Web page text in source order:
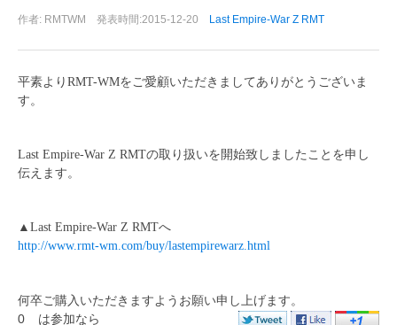
作者: RMTWM 発表時間:2015-12-20 Last Empire-War Z RMT
平素よりRMT-WMをご愛顧いただきましてありがとうございま
す。
Last Empire-War Z RMTの取り扱いを開始致しましたことを申し
伝えます。
▲ Last Empire-War Z RMTへ
http://www.rmt-wm.com/buy/lastempirewarz.html
何卒ご購入いただきますようお願い申し上げます。
0 は参加なら